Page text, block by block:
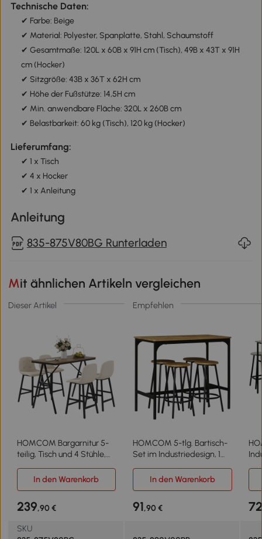
Technische Daten:
✔ Farbe: Beige
✔ Material: Polyester, Spanplatte, Stahl, Schaumstoff
✔ Gesamtmaße: 120L x 60B x 91H cm (Tisch), 49B x 43T x 91H
cm (Hocker)
✔ Sitzgröße: 43B x 36T x 62H cm
✔ Höhe der Fußstütze: 14,5H cm
✔ Min. anwendbare Fläche: 320L x 260B cm
✔ Belastbarkeit: 60 kg (Tisch), 120 kg (Hocker)
Lieferumfang:
✔ 1 x Tisch
✔ 4 x Hocker
✔ 1 x Anleitung
Anleitung
835-875V80BG Runterladen
Mit ähnlichen Artikeln vergleichen
Dieser Artikel Empfehlen
HOMCOM Bargarnitur 5-
teilig, Tisch und 4 Stühle,
Polsterung, Leinenoptik,
Beige
HOMCOM 5-tlg. Bartisch-
Set im Industriedesign, 1
Sitzgruppe, Küchentresen,
Schwarz + Braun
In den Warenkorb In den Warenkorb
239,90 € 91,90 €
SKU